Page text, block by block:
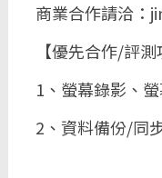
商業合作請洽
【優先合作/評測
1、螢幕錄影、
2、資料備份/同